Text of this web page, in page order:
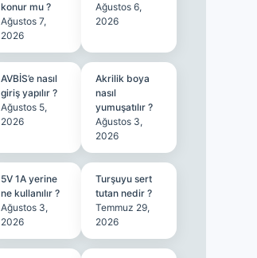
konur mu ?
Ağustos 7,
2026
Ağustos 6,
2026
AVBİS’e nasıl
giriş yapılır ?
Ağustos 5,
2026
Akrilik boya
nasıl
yumuşatılır ?
Ağustos 3,
2026
5V 1A yerine
ne kullanılır ?
Ağustos 3,
2026
Turşuyu sert
tutan nedir ?
Temmuz 29,
2026